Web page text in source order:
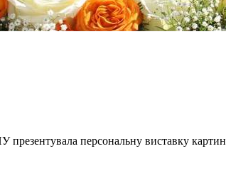
презентувала персональну виставку картин